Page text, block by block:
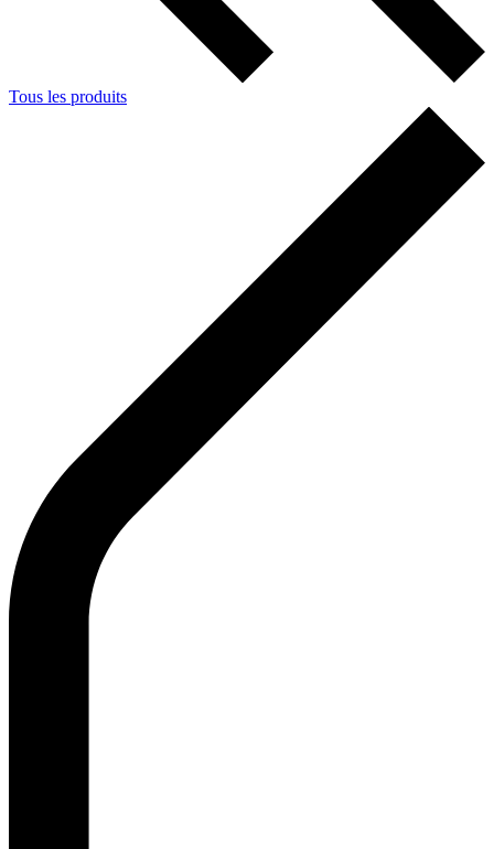
Tous les produits